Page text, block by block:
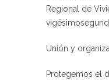
Regional de
Unión y
Protegemos el